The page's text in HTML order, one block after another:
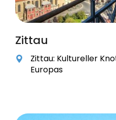
Zittau
Zittau: Kultureller
Europas